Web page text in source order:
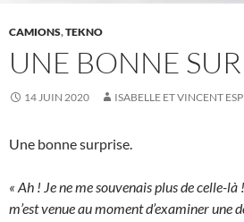
CAMIONS,TEKNO
UNE BONNE
14 JUIN 2020 ISABELLE ET VINCENT
Une bonne surprise.
« Ah ! Je ne me souvenais plus de celle-
m’est venue au moment d’examiner une